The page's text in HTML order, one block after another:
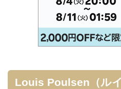
Louis Poulsen（ル